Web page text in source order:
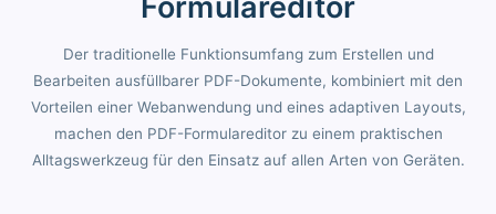
Der traditionelle Funktionsumfang zum Erstellen und
Bearbeiten ausfüllbarer PDF-Dokumente, kombiniert mit den
Vorteilen einer Webanwendung und eines adaptiven Layouts,
machen den PDF-Formulareditor zu einem praktischen
Alltagswerkzeug für den Einsatz auf allen Arten von Geräten.